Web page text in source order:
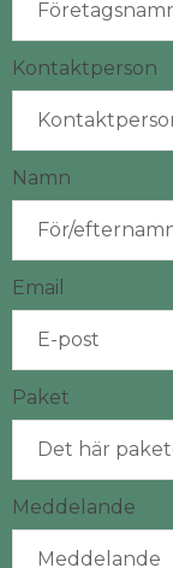
Kontaktperson
Namn
Email
Paket
Meddelande